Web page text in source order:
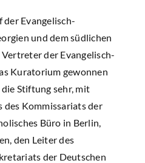
der Evangelisch-
und dem südlichen
der Evangelisch-
Kuratorium gewonnen
Stiftung sehr, mit
Kommissariats der
Büro in Berlin,
den Leiter des
der Deutschen